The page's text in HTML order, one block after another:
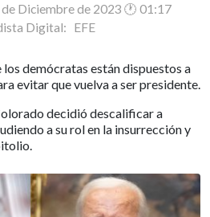
Diciembre de 2023 🕐 01:17
Digital: EFE
los demócratas están dispuestos a
evitar que vuelva a ser presidente.
decidió descalificar a
a su rol en la insurrección y